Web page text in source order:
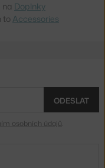
na Doplnky
to Accessories
ODESLAT
osobních údajů